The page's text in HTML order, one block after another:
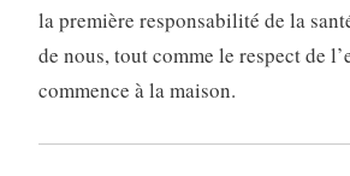
la première responsabilité de la
de nous, tout comme le respect de
commence à la maison.